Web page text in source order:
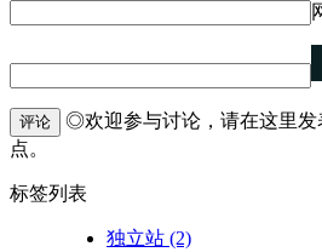
评论
◎欢迎参与讨论，请在这里发
点。
标签列表
独立站 (2)